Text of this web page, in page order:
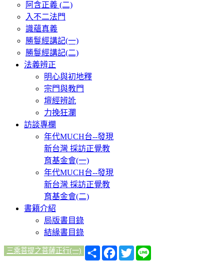
阿含正義 (二)
入不二法門
識蘊真義
勝鬘經講記(一)
勝鬘經講記(二)
法義辨正
明心與初地釋
宗門與教門
壇經辨訛
力挽狂瀾
訪談專欄
年代MUCH台--發現
新台灣 採訪正覺教
育基金會(一)
年代MUCH台--發現
新台灣 採訪正覺教
育基金會(二)
書籍介紹
局版書目錄
結緣書目錄
三乘菩提之菩薩正行(一)
分
享
Facebook
Twitter